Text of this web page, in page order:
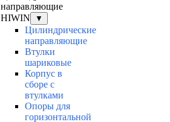
направляющие
HIWIN
▼
Цилиндрические
направляющие
Втулки
шариковые
Корпус в
сборе с
втулками
Опоры для
горизонтальной